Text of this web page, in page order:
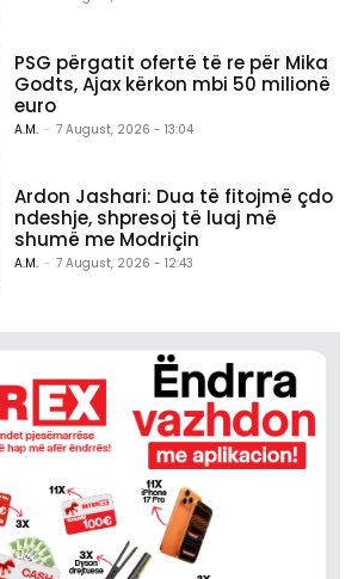
PSG përgatit ofertë të re për Mika
Godts, Ajax kërkon mbi 50 milionë
euro
A.M. - 7 August, 2026 - 13:04
Ardon Jashari: Dua të fitojmë çdo
ndeshje, shpresoj të luaj më
shumë me Modriçin
A.M. - 7 August, 2026 - 12:43